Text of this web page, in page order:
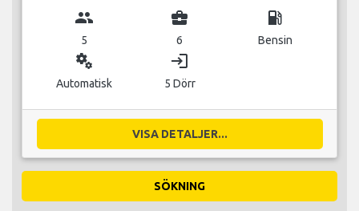
group
5
business_center
6
local_gas_station
Bensin
miscellaneous_services
Automatisk
login
5 Dörr
VISA DETALJER...
SÖKNING